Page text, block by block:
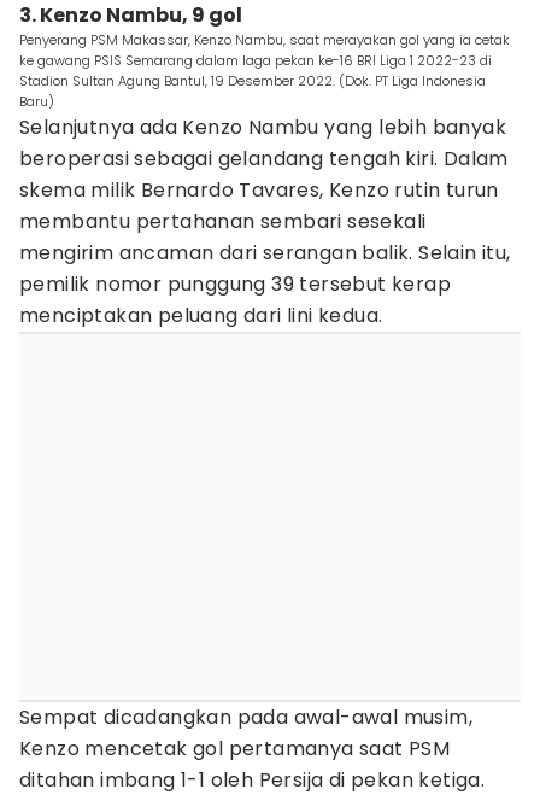
3. Kenzo Nambu, 9 gol
Penyerang PSM Makassar, Kenzo Nambu, saat merayakan gol yang ia cetak
ke gawang PSIS Semarang dalam laga pekan ke-16 BRI Liga 1 2022-23 di
Stadion Sultan Agung Bantul, 19 Desember 2022. (Dok. PT Liga Indonesia
Baru)
Selanjutnya ada Kenzo Nambu yang lebih banyak
beroperasi sebagai gelandang tengah kiri. Dalam
skema milik Bernardo Tavares, Kenzo rutin turun
membantu pertahanan sembari sesekali
mengirim ancaman dari serangan balik. Selain itu,
pemilik nomor punggung 39 tersebut kerap
menciptakan peluang dari lini kedua.
Sempat dicadangkan pada awal-awal musim,
Kenzo mencetak gol pertamanya saat PSM
ditahan imbang 1-1 oleh Persija di pekan ketiga.